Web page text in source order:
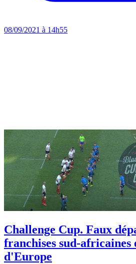
08/09/2021 à 14h55
Challenge Cup. Faux
franchises sud-africaines
d'Europe